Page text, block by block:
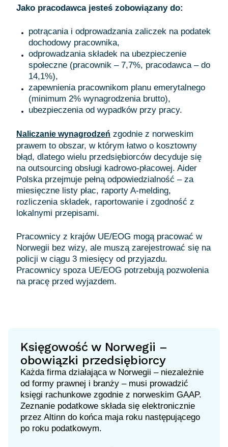
Jako pracodawca jesteś zobowiązany do:
potrącania i odprowadzania zaliczek na podatek
dochodowy pracownika,
odprowadzania składek na ubezpieczenie
społeczne (pracownik – 7,7%, pracodawca – do
14,1%),
zapewnienia pracownikom planu emerytalnego
(minimum 2% wynagrodzenia brutto),
ubezpieczenia od wypadków przy pracy.
Naliczanie wynagrodzeń zgodnie z norweskim
prawem to obszar, w którym łatwo o kosztowny
błąd, dlatego wielu przedsiębiorców decyduje się
na outsourcing obsługi kadrowo-płacowej. Aider
Polska przejmuje pełną odpowiedzialność – za
miesięczne listy płac, raporty A-melding,
rozliczenia składek, raportowanie i zgodność z
lokalnymi przepisami.
Pracownicy z krajów UE/EOG mogą pracować w
Norwegii bez wizy, ale muszą zarejestrować się na
policji w ciągu 3 miesięcy od przyjazdu.
Pracownicy spoza UE/EOG potrzebują pozwolenia
na pracę przed wyjazdem.
Księgowość w Norwegii –
obowiązki przedsiębiorcy
Każda firma działająca w Norwegii – niezależnie
od formy prawnej i branży – musi prowadzić
księgi rachunkowe zgodnie z norweskim GAAP.
Zeznanie podatkowe składa się elektronicznie
przez Altinn do końca maja roku następującego
po roku podatkowym.